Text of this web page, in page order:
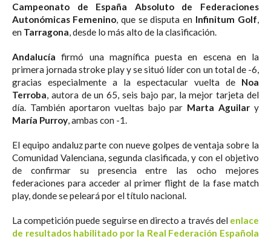
Campeonato de España Absoluto de Federaciones
Autonómicas Femenino, que se disputa en Infinitum Golf,
en Tarragona, desde lo más alto de la clasificación.
Andalucía firmó una magnífica puesta en escena en la
primera jornada stroke play y se situó líder con un total de -6,
gracias especialmente a la espectacular vuelta de Noa
Terroba, autora de un 65, seis bajo par, la mejor tarjeta del
día. También aportaron vueltas bajo par Marta Aguilar y
María Purroy, ambas con -1.
El equipo andaluz parte con nueve golpes de ventaja sobre la
Comunidad Valenciana, segunda clasificada, y con el objetivo
de confirmar su presencia entre las ocho mejores
federaciones para acceder al primer flight de la fase match
play, donde se peleará por el título nacional.
La competición puede seguirse en directo a través del enlace
de resultados habilitado por la Real Federación Española